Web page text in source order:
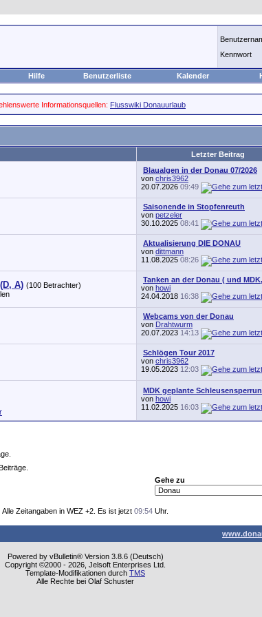
Kennwort
Hilfe Benutzerliste Kalender
Informationsquellen: Flusswiki Donauurlaub
Letzter Beitrag
Blaualgen in der Donau 07/2026
von chris3962
20.07.2026 09:49
Saisonende in Stopfenreuth
von petzeler
30.10.2025 08:41
Aktualisierung DIE DONAU
von dittmann
11.08.2025 08:26
A) (100 Betrachter)
Tanken an der Donau ( und
von howi
24.04.2018 16:38
Webcams von der Donau
von Drahtwurm
20.07.2023 14:13
Schlögen Tour 2017
von chris3962
19.05.2023 12:03
MDK geplante
von howi
11.02.2025 16:03
Gehe zu
Alle Zeitangaben in WEZ +2. Es ist jetzt 09:54 Uhr.
Powered by vBulletin® Version 3.8.6 (Deutsch)
Copyright ©2000 - 2026, Jelsoft Enterprises Ltd.
Template-Modifikationen durch TMS
Alle Rechte bei Olaf Schuster